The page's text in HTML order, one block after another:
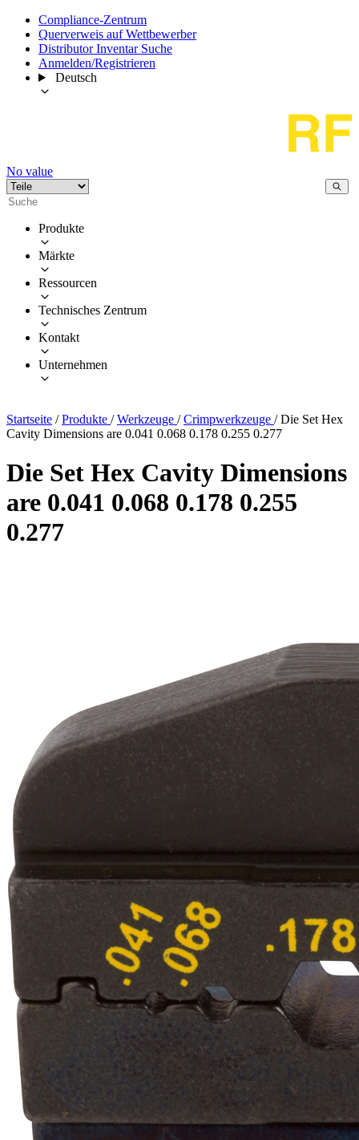
Compliance-Zentrum
Querverweis auf Wettbewerber
Distributor Inventar Suche
Anmelden/Registrieren
Deutsch
No value
Produkte
Märkte
Ressourcen
Technisches Zentrum
Kontakt
Unternehmen
Startseite / Produkte / Werkzeuge / Crimpwerkzeuge / Die Set Hex
Cavity Dimensions are 0.041 0.068 0.178 0.255 0.277
Die Set Hex Cavity Dimensions
are 0.041 0.068 0.178 0.255
0.277